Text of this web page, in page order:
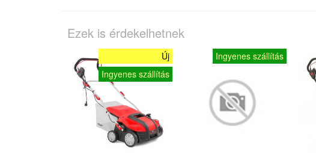
Ezek is érdekelhetnek
Új
Ingyenes szállítás
Ingyenes szállítás